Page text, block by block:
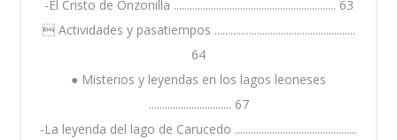
-El Cristo de Onzonilla ............................................................. 63
 Actividades y pasatiempos .....................................................
64
● Misterios y leyendas en los lagos leoneses
............................... 67
-La leyenda del lago de Carucedo ..............................................